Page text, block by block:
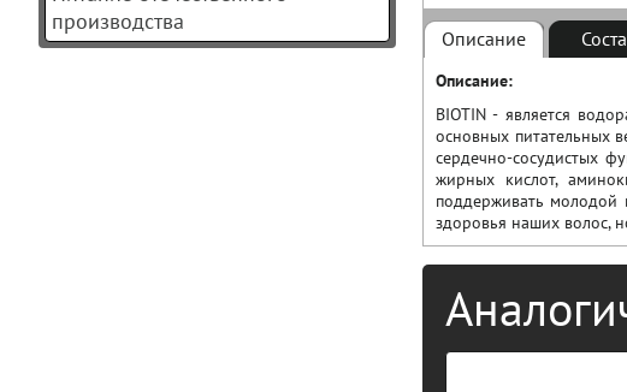
производства
Описание
Описание:
BIOTIN - является
основных питательных
сердечно-сосудистых
жирных кислот,
поддерживать молодой
здоровья наших волос,